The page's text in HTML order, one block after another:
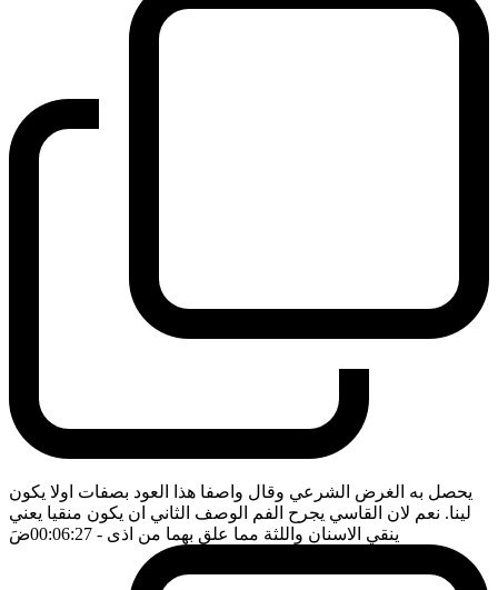
يحصل به الغرض الشرعي وقال واصفا هذا العود بصفات اولا يكون
لينا. نعم لان القاسي يجرح الفم الوصف الثاني ان يكون منقيا يعني
ينقي الاسنان واللثة مما علق بهما من اذى - 00:06:27 ضَ